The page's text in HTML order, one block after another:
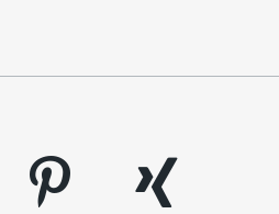
pinterest
xing